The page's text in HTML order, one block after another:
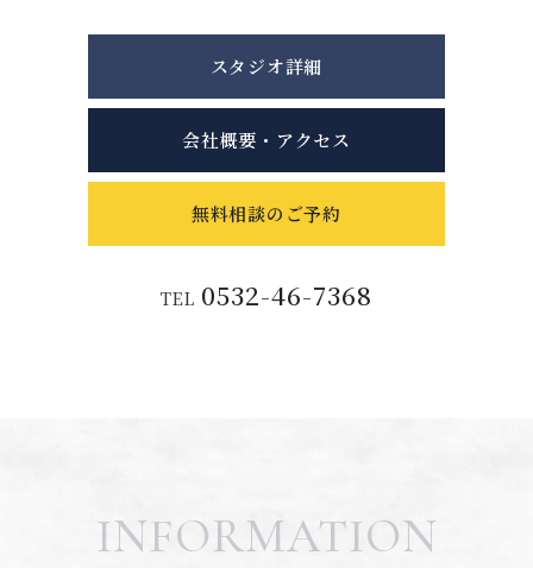
スタジオ詳細
会社概要・アクセス
無料相談のご予約
TEL 0532-46-7368
INFORMATION